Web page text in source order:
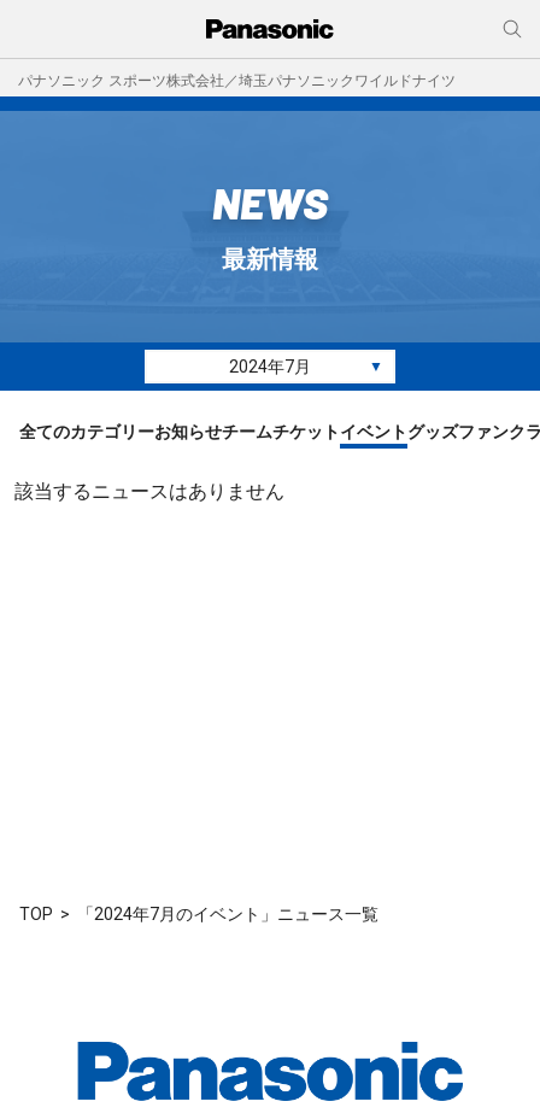
パナソニック スポーツ株式会社／埼玉パナソニックワイルドナイツ
NEWS
最新情報
2024年7月 ▼
全てのカテゴリーお知らせチームチケットイベントグッズファンク
該当するニュースはありません
TOP 「2024年7月のイベント」ニュース一覧